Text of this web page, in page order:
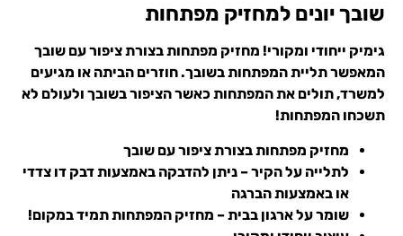
שובך יונים למחזיק מפתחות
גימיק ייחודי ומקורי! מחזיק מפתחות בצורת ציפור עם שובך
המאפשר תליית המפתחות בשובך. חוזרים הביתה או מגיעים
למשרד, תולים את המפתחות כאשר הציפור בשובך ולעולם לא
תשכחו המפתחות!
מחזיק מפתחות בצורת ציפור עם שובך
לתלייה על הקיר – ניתן להדבקה באמצעות דבק דו צדדי
או באמצעות הברגה
שומר על ארגון בבית – מחזיק המפתחות תמיד במקום!